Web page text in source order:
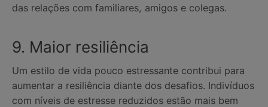
das relações com familiares, amigos e colegas.
9. Maior resiliência
Um estilo de vida pouco estressante contribui para
aumentar a resiliência diante dos desafios. Indivíduos
com níveis de estresse reduzidos estão mais bem